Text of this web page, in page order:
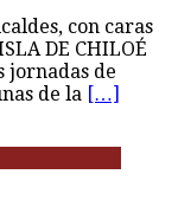
con caras
DE CHILOÉ
jornadas de
de la […]